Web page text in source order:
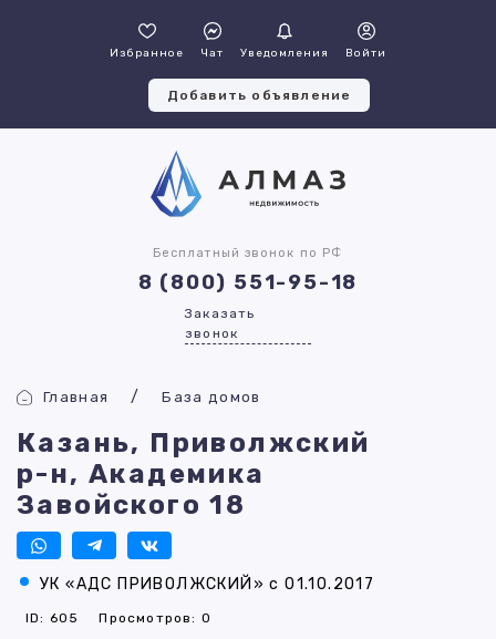
Избранное Чат Уведомления Войти
Добавить объявление
Бесплатный звонок по РФ
8 (800) 551-95-18
Заказать
звонок
Главная База домов
Казань, Приволжский
р-н, Академика
Завойского 18
УК «АДС ПРИВОЛЖСКИЙ» с 01.10.2017
ID: 605 Просмотров: 0